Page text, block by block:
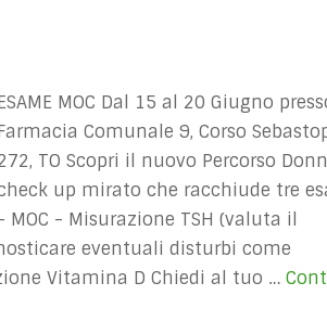
MOC Dal 15 al 20 Giugno
Comunale 9, Corso
TO Scopri il nuovo Percorso
up mirato che racchiude tre
MOC - Misurazione TSH (valuta il
eventuali disturbi come
Vitamina D Chiedi al tuo …